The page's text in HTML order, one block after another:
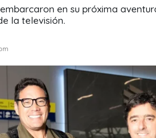
en su próxima
la televisión.